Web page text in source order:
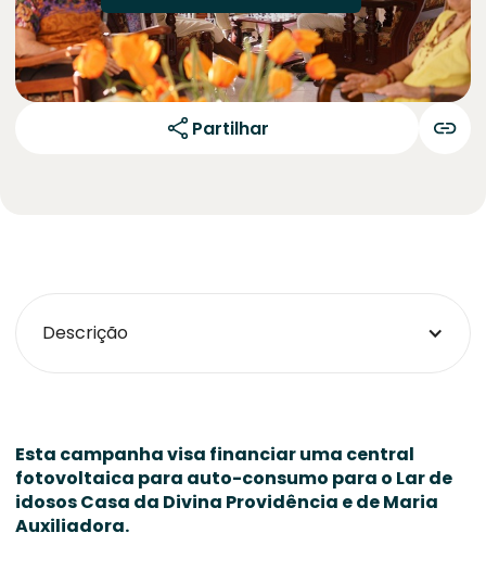
Partilhar
Descrição
Esta campanha visa financiar uma central
fotovoltaica para auto-consumo para o Lar de
idosos Casa da Divina Providência e de Maria
Auxiliadora.